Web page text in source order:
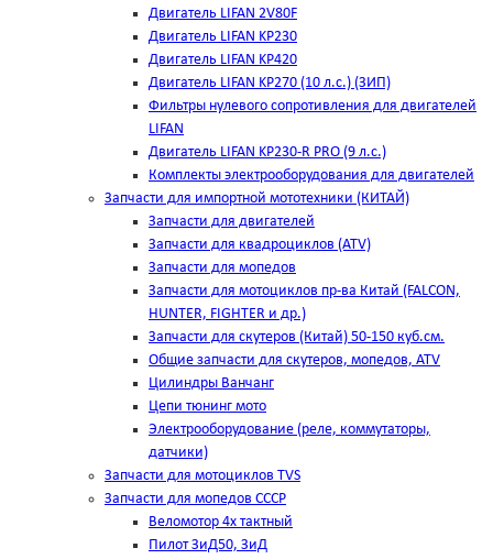
Двигатель LIFAN 2V80F
Двигатель LIFAN KP230
Двигатель LIFAN KP420
Двигатель LIFAN KP270 (10 л.с.) (ЗИП)
Фильтры нулевого сопротивления для двигателей
LIFAN
Двигатель LIFAN KP230-R PRO (9 л.с.)
Комплекты электрооборудования для двигателей
Запчасти для импортной мототехники (КИТАЙ)
Запчасти для двигателей
Запчасти для квадроциклов (ATV)
Запчасти для мопедов
Запчасти для мотоциклов пр-ва Китай (FALCON,
HUNTER, FIGHTER и др.)
Запчасти для скутеров (Китай) 50-150 куб.см.
Общие запчасти для скутеров, мопедов, ATV
Цилиндры Ванчанг
Цепи тюнинг мото
Электрооборудование (реле, коммутаторы,
датчики)
Запчасти для мотоциклов TVS
Запчасти для мопедов СССР
Веломотор 4х тактный
Пилот ЗиД50, ЗиД